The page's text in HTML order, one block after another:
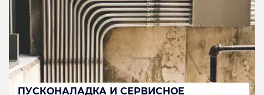
ПУСКОНАЛАДКА И СЕРВИСНОЕ